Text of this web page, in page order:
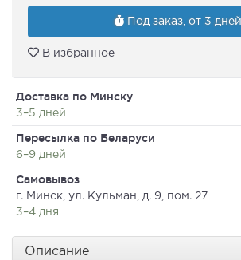
Под заказ, от 3 дней
В избранное
Доставка по Минску
3–5 дней
Пересылка по Беларуси
6–9 дней
Самовывоз
г. Минск, ул. Кульман, д. 9, пом. 27
3–4 дня
Описание